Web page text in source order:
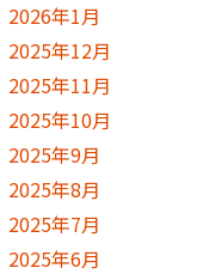
2026年1月
2025年12月
2025年11月
2025年10月
2025年9月
2025年8月
2025年7月
2025年6月